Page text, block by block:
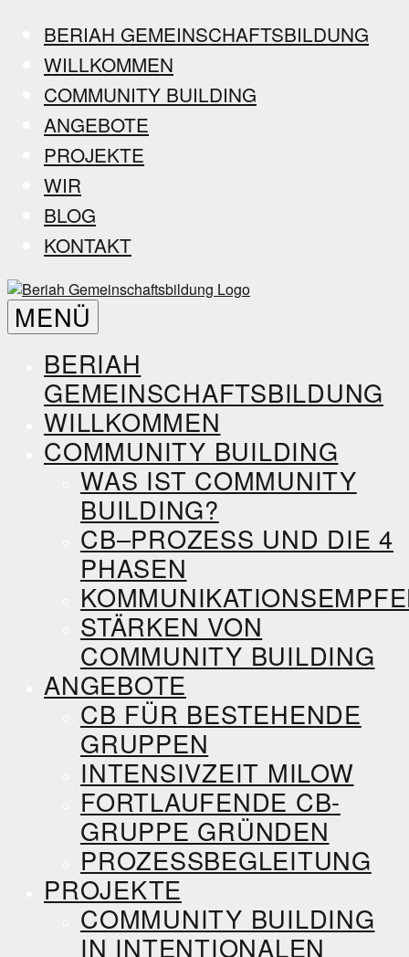
springen
BERIAH GEMEINSCHAFTSBILDUNG
WILLKOMMEN
COMMUNITY BUILDING
ANGEBOTE
PROJEKTE
WIR
BLOG
KONTAKT
Beriah
Gemeinschaftsbildung
MENÜ
BERIAH
GEMEINSCHAFTSBILDUNG
WILLKOMMEN
COMMUNITY BUILDING
WAS IST COMMUNITY
BUILDING?
CB–PROZESS UND DIE 4
PHASEN
STÄRKEN VON
COMMUNITY BUILDING
ANGEBOTE
CB FÜR BESTEHENDE
GRUPPEN
INTENSIVZEIT MILOW
FORTLAUFENDE CB-
GRUPPE GRÜNDEN
PROZESSBEGLEITUNG
PROJEKTE
COMMUNITY BUILDING
IN INTENTIONALEN